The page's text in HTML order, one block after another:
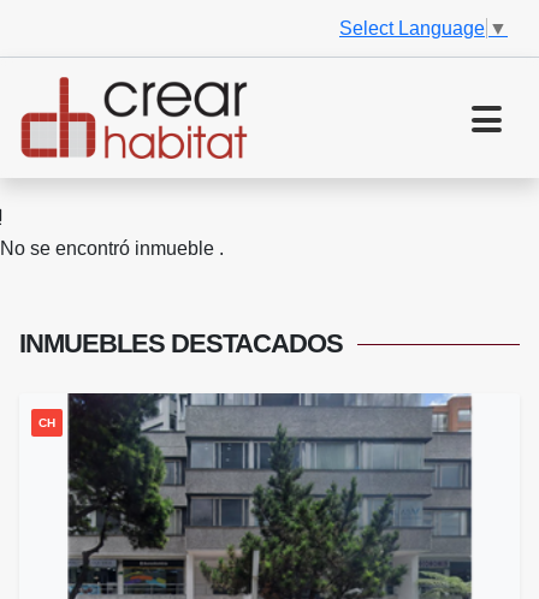
Select Language ▼
No se encontró inmueble .
INMUEBLES DESTACADOS
CH